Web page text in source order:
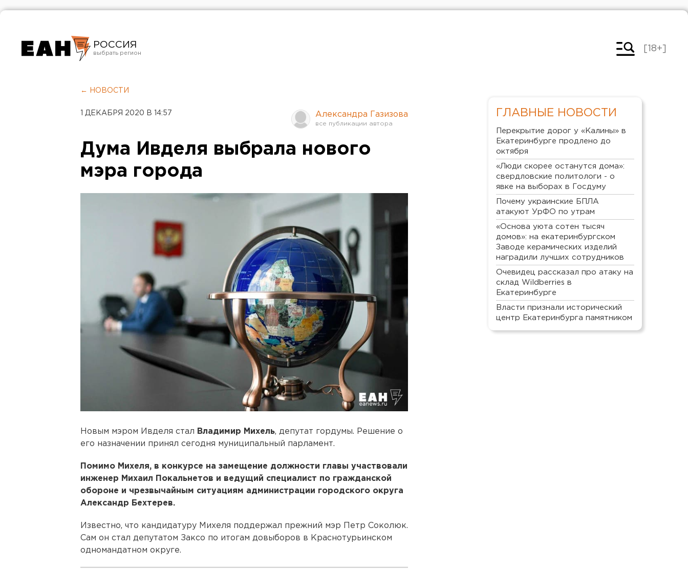
РОССИЯ
Челябинск
[18+]
← НОВОСТИ
1 ДЕКАБРЯ 2020 В 14:57 Александра Газизова
Дума Ивделя выбрала нового
мэра города
Новым мэром Ивделя стал Владимир Михель, депутат гордумы. Решение о
его назначении принял сегодня муниципальный парламент.
Помимо Михеля, в конкурсе на замещение должности главы участвовали
инженер Михаил Покальнетов и ведущий специалист по гражданской
обороне и чрезвычайным ситуациям администрации городского округа
Александр Бехтерев.
Известно, что кандидатуру Михеля поддержал прежний мэр Петр Соколюк.
Сам он стал депутатом Заксо по итогам довыборов в Краснотурьинском
одномандатном округе.
ГЛАВНЫЕ НОВОСТИ
Перекрытие дорог у «Калины» в
Екатеринбурге продлено до
октября
«Люди скорее останутся дома»:
свердловские политологи - о
явке на выборах в Госдуму
Почему украинские БПЛА
атакуют УрФО по утрам
«Основа уюта сотен тысяч
домов»: на екатеринбургском
Заводе керамических изделий
наградили лучших сотрудников
Очевидец рассказал про атаку на
склад Wildberries в
Екатеринбурге
Власти признали исторический
центр Екатеринбурга памятником